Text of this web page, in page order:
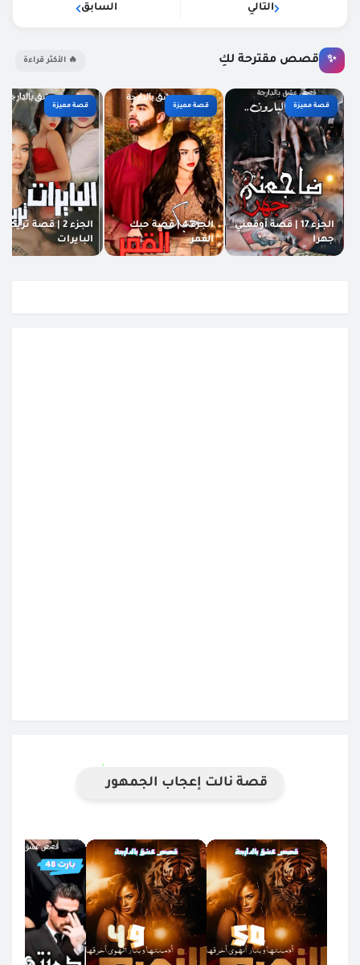
التالي السابق
✨ قصص مقترحة لكِ 🔥 الأكثر قراءة
قصة مميزة
الجزء 17 | قصة أوقعني
جهرا
قصة مميزة
الجزء 4 | قصة حبك
القمر
قصة مميزة
الجزء 2 | قصة تريكة
البايرات
قصة نالت إعجاب الجمهور